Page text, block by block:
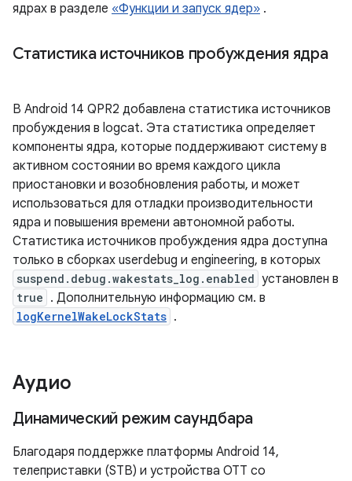
ядрах в разделе «Функции и запуск ядер» .
Статистика источников пробуждения ядра
В Android 14 QPR2 добавлена ​​статистика источников
пробуждения в logcat. Эта статистика определяет
компоненты ядра, которые поддерживают систему в
активном состоянии во время каждого цикла
приостановки и возобновления работы, и может
использоваться для отладки производительности
ядра и повышения времени автономной работы.
Статистика источников пробуждения ядра доступна
только в сборках userdebug и engineering, в которых
suspend.debug.wakestats_log.enabled установлен в
true . Дополнительную информацию см. в
logKernelWakeLockStats .
Аудио
Динамический режим саундбара
Благодаря поддержке платформы Android 14,
телеприставки (STB) и устройства OTT со